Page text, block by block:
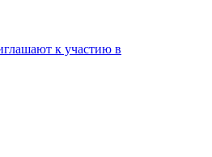
к участию в